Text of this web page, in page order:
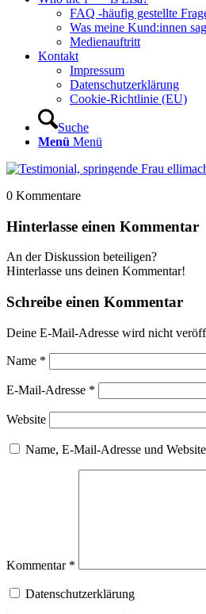
FAQ -häufig gestellte
Was meine Kund:innen
Medienauftritt
Kontakt
Impressum
Datenschutzerklärung
Cookie-Richtlinie (EU)
Suche
Menü Menü
0 Kommentare
Hinterlasse einen Kommentar
An der Diskussion beteiligen?
Hinterlasse uns deinen Kommentar!
Schreibe einen Kommentar
Deine E-Mail-Adresse wird nicht
Name *
E-Mail-Adresse *
Website
Name, E-Mail-Adresse und
Kommentar *
Datenschutzerklärung